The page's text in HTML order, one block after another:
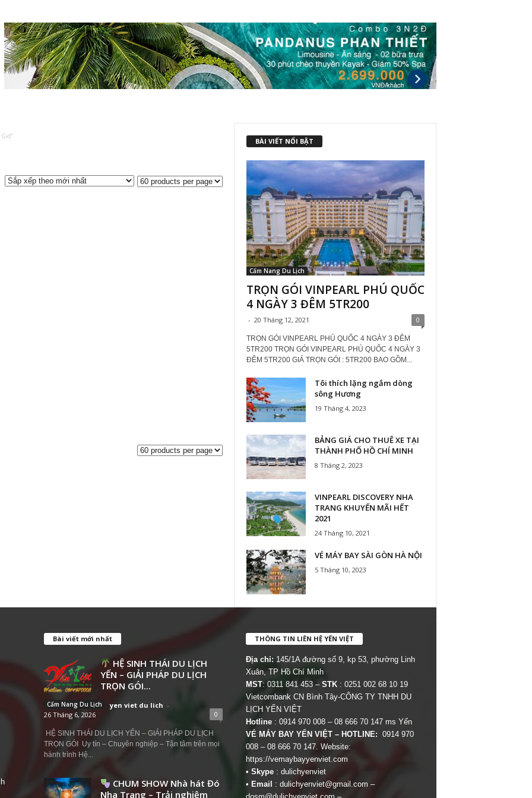
BÀI VIẾT NỔI BẬT
Cẩm Nang Du Lịch
TRỌN GÓI VINPEARL PHÚ QUỐC
4 NGÀY 3 ĐÊM 5TR200
- 20 Tháng 12, 2021 0
TRỌN GÓI VINPEARL PHÚ QUỐC 4 NGÀY 3 ĐÊM
5TR200 TRỌN GÓI VINPEARL PHÚ QUỐC 4 NGÀY 3
ĐÊM 5TR200 GIÁ TRỌN GÓI : 5TR200 BAO GỒM...
Tôi thích lặng ngắm dòng
sông Hương
19 Tháng 4, 2023
BẢNG GIÁ CHO THUÊ XE TẠI
THÀNH PHỐ HỒ CHÍ MINH
8 Tháng 2, 2023
VINPEARL DISCOVERY NHA
TRANG KHUYẾN MÃI HẾT
2021
24 Tháng 10, 2021
VÉ MÁY BAY SÀI GÒN HÀ NỘI
5 Tháng 10, 2023
Bài viết mới nhất
HỆ SINH THÁI DU LỊCH
YẾN – GIẢI PHÁP DU LỊCH
TRỌN GÓI...
Cẩm Nang Du Lịch yen viet du lich -
26 Tháng 6, 2026
0
HỆ SINH THÁI DU LỊCH YẾN – GIẢI PHÁP DU LỊCH
TRỌN GÓI Uy tín – Chuyên nghiệp – Tận tâm trên mọi
hành trình Hệ...
CHUM SHOW Nhà hát Đó
Nha Trang – Trải nghiệm
THÔNG TIN LIÊN HỆ YẾN VIỆT
Địa chỉ: 145/1A đường số 9, kp 53, phường Linh
Xuân, TP Hồ Chí Minh
MST: 0311 841 453 – STK: 0251 002 68 10 19
Vietcombank CN Bình Tây-CÔNG TY TNHH DU
LỊCH YẾN VIỆT
Hotline : 0914 970 008 – 08 666 70 147 ms Yến
VÉ MÁY BAY YẾN VIỆT – HOTLINE: 0914 970
008 – 08 666 70 147. Website:
https://vemaybayyenviet.com
• Skype: dulichyenviet
• Email : dulichyenviet@gmail.com –